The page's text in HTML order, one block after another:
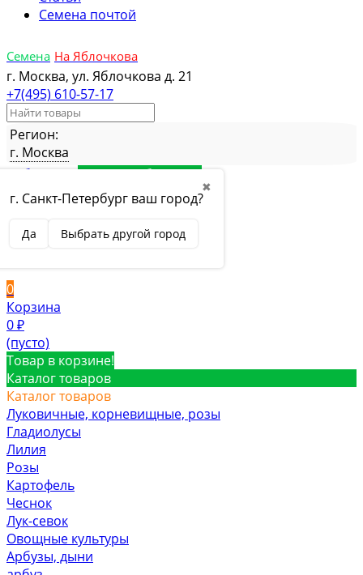
Семена почтой
Семена На Яблочкова
г. Москва, ул. Яблочкова д. 21
+7(495) 610-57-17
Регион:
г. Москва
✖
г. Санкт-Петербург ваш город?
Да Выбрать другой город
Избранное Товар в избранном
СравнениеТовар в сравнении
Вход
Вход
0
Корзина
0 ₽
(пусто)
Товар в корзине!
Каталог товаров
Каталог товаров
Луковичные, корневищные, розы
Гладиолусы
Лилия
Розы
Картофель
Чеснок
Лук-севок
Овощные культуры
Арбузы, дыни